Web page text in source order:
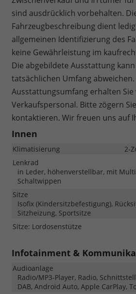
sind ausdrücklich vorbehalten.
Fahrzeugbeschreibung dient
allgemeinen Identifizierung des
keine Gewährleistung im
Die abgebildete Ausstattung
tatsächlichen Umfang
Ausstattungsumfang erhalten
Verkaufspersonal. Bitte zögern
kontaktieren. Wir freuen uns auf
Innen
Klimatisierung
2-
Lenkrad
in Leder, höhenverstellbar, mit
Schaltwippen
Sitze
Isofix (Kindersitzbefestigung),
Sitzheizung, Sportsitze
Sitze: Lordosenstütze
Infotainment &
Audioanlage
Radio/MP3-Player, Radio,
DAB, Android Auto, Apple CarPlay,